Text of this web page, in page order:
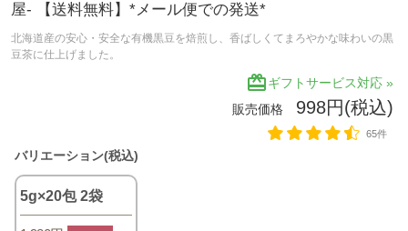
屋- 【送料無料】*メール便での発送*
北海道産の安心・安全な有機黒豆を焙煎し、香ばしくてまろやかな味わいの黒
豆茶に仕上げました。
redeemギフトサービス対応 »
販売価格 998円(税込)
65件
バリエーション(税込)
5g×20包 2袋